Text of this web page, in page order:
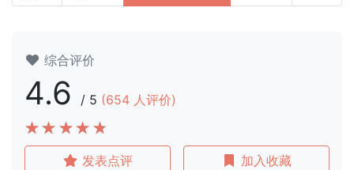
综合评价
4.6 / 5 (654 人评价)
发表点评 加入收藏